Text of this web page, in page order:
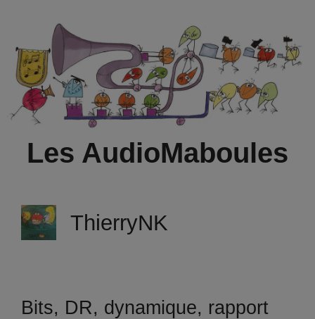
contenu
Les AudioMaboules
ThierryNK
Bits, DR, dynamique, rapport